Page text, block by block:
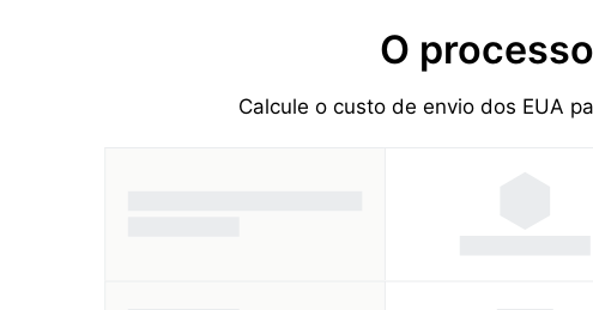
O
Calcule o custo de envio dos EUA